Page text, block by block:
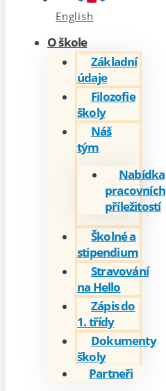
English
O škole
Základní
údaje
Filozofie
školy
Náš
tým
Nabídka
pracovních
příležitostí
Školné a
stipendium
Stravování
na Hello
Zápis do
1. třídy
Dokumenty
školy
Partneři